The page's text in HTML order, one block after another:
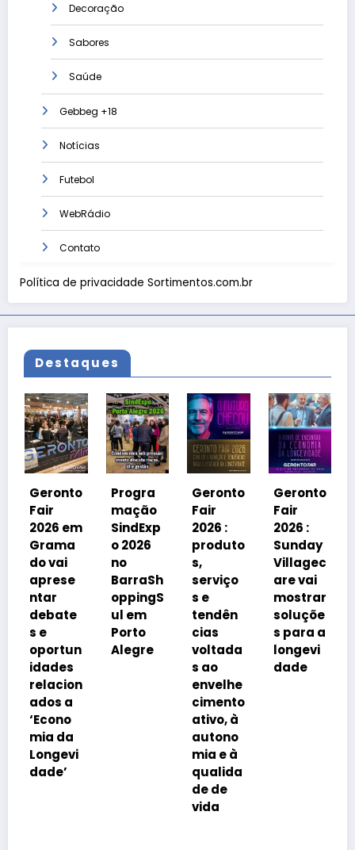
Decoração
Sabores
Saúde
Gebbeg +18
Notícias
Futebol
WebRádio
Contato
Política de privacidade Sortimentos.com.br
Destaques
em
da
Progra
mação
SindExp
o 2026
BarraSh
oppingS
ul em
Alegre
Geronto
Fair
2026 :
produto
serviço
s e
tendên
voltada
envelhe
cimento
ativo, à
autono
mia e à
qualida
Geronto
Sunday
Villagec
are vai
mostrar
soluçõe
s para a
longevi
Fair
2026
á
rio
onado